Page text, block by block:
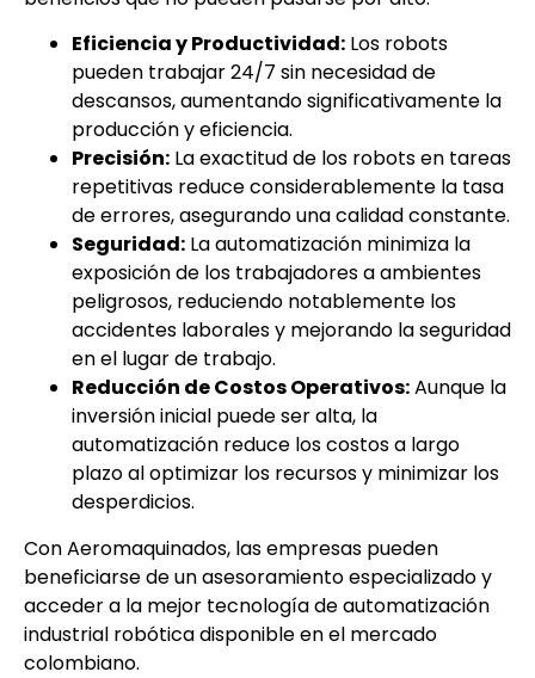
Eficiencia y Productividad: Los robots
pueden trabajar 24/7 sin necesidad de
descansos, aumentando significativamente la
producción y eficiencia.
Precisión: La exactitud de los robots en tareas
repetitivas reduce considerablemente la tasa
de errores, asegurando una calidad constante.
Seguridad: La automatización minimiza la
exposición de los trabajadores a ambientes
peligrosos, reduciendo notablemente los
accidentes laborales y mejorando la seguridad
en el lugar de trabajo.
Reducción de Costos Operativos:Aunque la
inversión inicial puede ser alta, la
automatización reduce los costos a largo
plazo al optimizar los recursos y minimizar los
desperdicios.
Con Aeromaquinados, las empresas pueden
beneficiarse de un asesoramiento especializado y
acceder a la mejor tecnología de automatización
industrial robótica disponible en el mercado
colombiano.